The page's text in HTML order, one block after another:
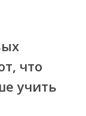
что
учить